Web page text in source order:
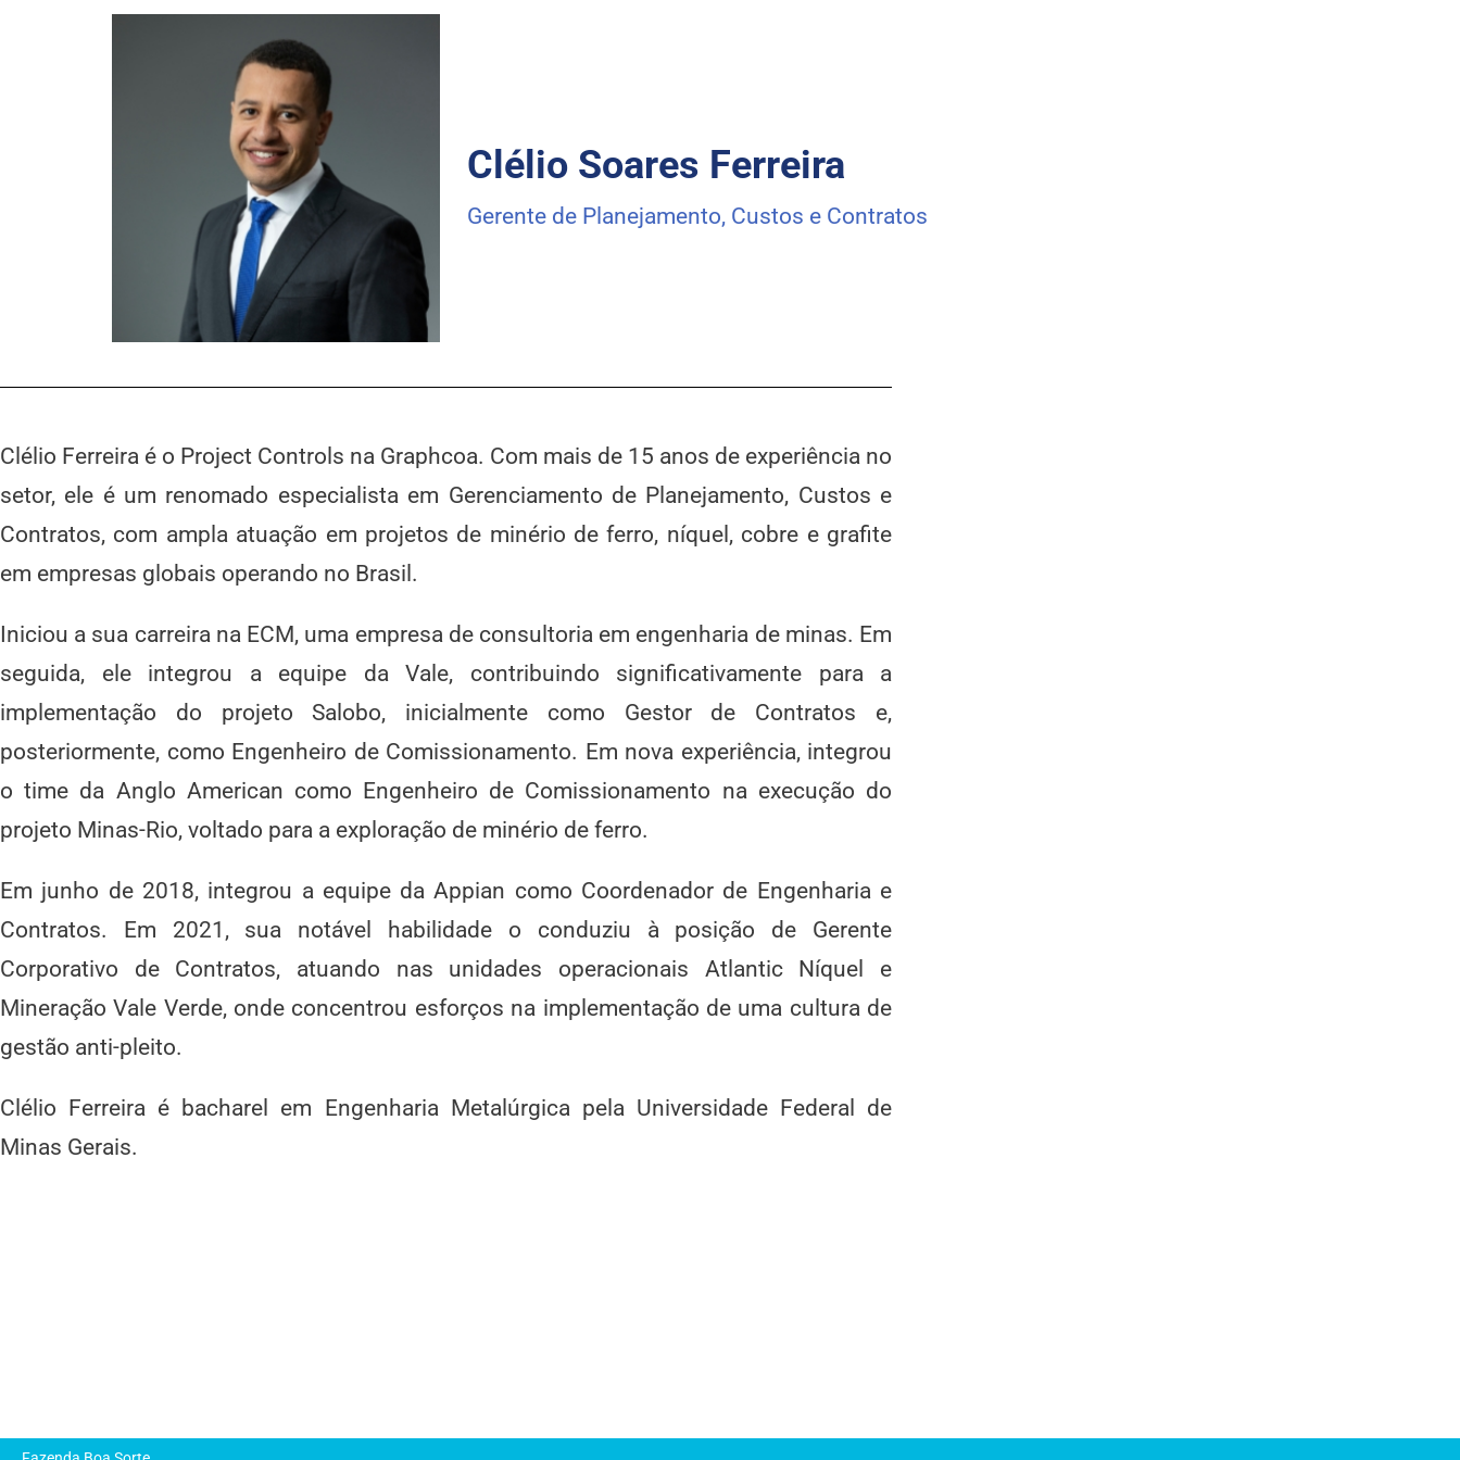
Clélio Soares Ferreira
Gerente de Planejamento, Custos e Contratos
Clélio Ferreira é o Project Controls na Graphcoa. Com mais de 15 anos de experiência no
setor, ele é um renomado especialista em Gerenciamento de Planejamento, Custos e
Contratos, com ampla atuação em projetos de minério de ferro, níquel, cobre e grafite
em empresas globais operando no Brasil.
Iniciou a sua carreira na ECM, uma empresa de consultoria em engenharia de minas. Em
seguida, ele integrou a equipe da Vale, contribuindo significativamente para a
implementação do projeto Salobo, inicialmente como Gestor de Contratos e,
posteriormente, como Engenheiro de Comissionamento. Em nova experiência, integrou
o time da Anglo American como Engenheiro de Comissionamento na execução do
projeto Minas-Rio, voltado para a exploração de minério de ferro.
Em junho de 2018, integrou a equipe da Appian como Coordenador de Engenharia e
Contratos. Em 2021, sua notável habilidade o conduziu à posição de Gerente
Corporativo de Contratos, atuando nas unidades operacionais Atlantic Níquel e
Mineração Vale Verde, onde concentrou esforços na implementação de uma cultura de
gestão anti-pleito.
Clélio Ferreira é bacharel em Engenharia Metalúrgica pela Universidade Federal de
Minas Gerais.